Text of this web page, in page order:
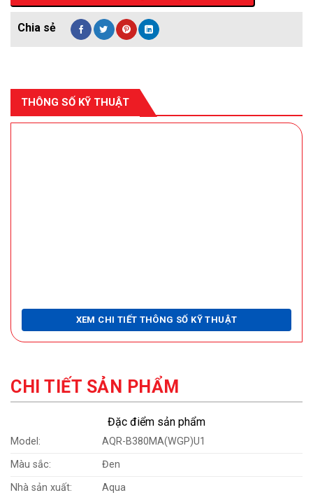
THÔNG SỐ KỸ THUẬT
XEM CHI TIẾT THÔNG SỐ KỸ THUẬT
CHI TIẾT SẢN PHẨM
Đặc điểm sản phẩm
Model:
AQR-B380MA(WGP)U1
Màu sắc:
Đen
Nhà sản xuất:
Aqua